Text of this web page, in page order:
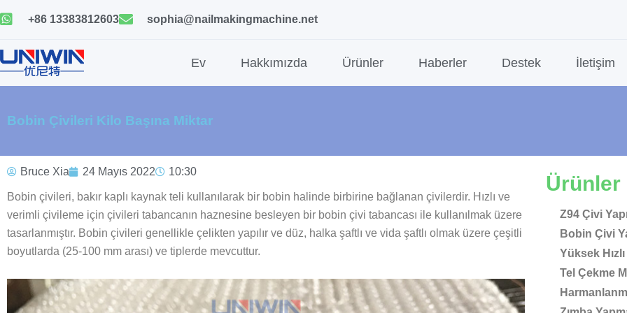
geç
+86 13383812603 sophia@nailmakingmachine.net
Ev Hakkımızda Ürünler Haberler Destek İletişim
Bobin Çivileri Kilo Başına Miktar
Bruce Xia 24 Mayıs 2022 10:30
Bobin çivileri, bakır kaplı kaynak teli kullanılarak bir bobin halinde birbirine bağlanan çivilerdir. Hızlı ve
verimli çivileme için çivileri tabancanın haznesine besleyen bir bobin çivi tabancası ile kullanılmak üzere
tasarlanmıştır. Bobin çivileri genellikle çelikten yapılır ve düz, halka şaftlı ve vida şaftlı olmak üzere çeşitli
boyutlarda (25-100 mm arası) ve tiplerde mevcuttur.
Ürünler
Z94 Çivi
Bobin Çivi
Yüksek
Tel Çekme